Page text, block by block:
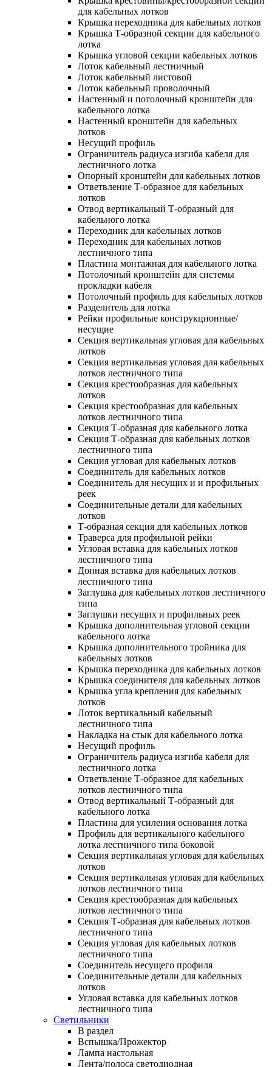
для кабельных лотков
Крышка переходника для кабельных лотков
Крышка Т-образной секции для кабельного
лотка
Крышка угловой секции кабельных лотков
Лоток кабельный лестничный
Лоток кабельный листовой
Лоток кабельный проволочный
Настенный и потолочный кронштейн для
кабельного лотка
Настенный кронштейн для кабельных
лотков
Несущий профиль
Ограничитель радиуса изгиба кабеля для
лестничного лотка
Опорный кронштейн для кабельных лотков
Ответвление Т-образное для кабельных
лотков
Отвод вертикальный Т-образный для
кабельного лотка
Переходник для кабельных лотков
Переходник для кабельных лотков
лестничного типа
Пластина монтажная для кабельного лотка
Потолочный кронштейн для системы
прокладки кабеля
Потолочный профиль для кабельных лотков
Разделитель для лотка
Рейки профильные конструкционные/
несущие
Секция вертикальная угловая для кабельных
лотков
Секция вертикальная угловая для кабельных
лотков лестничного типа
Секция крестообразная для кабельных
лотков
Секция крестообразная для кабельных
лотков лестничного типа
Секция Т-образная для кабельного лотка
Секция Т-образная для кабельных лотков
лестничного типа
Секция угловая для кабельных лотков
Соединитель для кабельных лотков
Соединитель для несущих и и профильных
реек
Соединительные детали для кабельных
лотков
Т-образная секция для кабельных лотков
Траверса для профильной рейки
Угловая вставка для кабельных лотков
лестничного типа
Донная вставка для кабельных лотков
лестничного типа
Заглушка для кабельных лотков лестничного
типа
Заглушки несущих и профильных реек
Крышка дополнительная угловой секции
кабельного лотка
Крышка дополнительного тройника для
кабельных лотков
Крышка переходника для кабельных лотков
Крышка соединителя для кабельных лотков
Крышка угла крепления для кабельных
лотков
Лоток вертикальный кабельный
лестничного типа
Накладка на стык для кабельного лотка
Несущий профиль
Ограничитель радиуса изгиба кабеля для
лестничного лотка
Ответвление Т-образное для кабельных
лотков лестничного типа
Отвод вертикальный Т-образный для
кабельного лотка
Пластина для усиления основания лотка
Профиль для вертикального кабельного
лотка лестничного типа боковой
Секция вертикальная угловая для кабельных
лотков
Секция вертикальная угловая для кабельных
лотков лестничного типа
Секция крестообразная для кабельных
лотков лестничного типа
Секция Т-образная для кабельных лотков
лестничного типа
Секция угловая для кабельных лотков
лестничного типа
Соединитель несущего профиля
Соединительные детали для кабельных
лотков
Угловая вставка для кабельных лотков
лестничного типа
Светильники
В раздел
Вспышка/Прожектор
Лампа настольная
Лента/полоса светодиодная